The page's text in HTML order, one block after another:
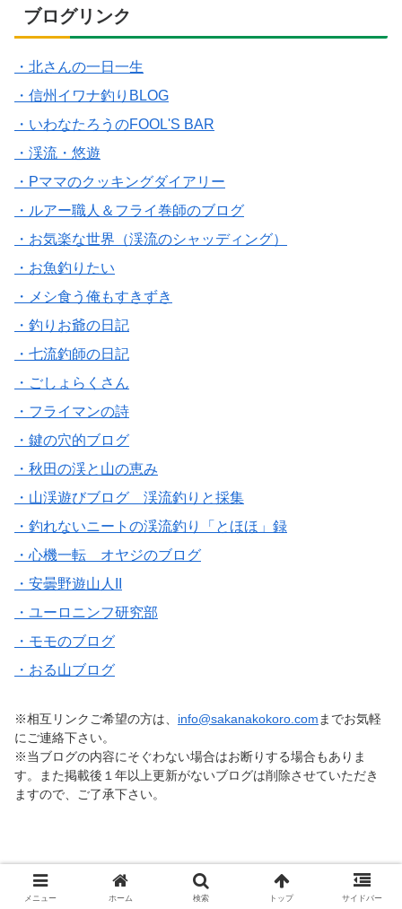
ブログリンク
・北さんの一日一生
・信州イワナ釣りBLOG
・いわなたろうのFOOL'S BAR
・渓流・悠遊
・Pママのクッキングダイアリー
・ルアー職人＆フライ巻師のブログ
・お気楽な世界（渓流のシャッディング）
・お魚釣りたい
・メシ食う俺もすきずき
・釣りお爺の日記
・七流釣師の日記
・ごしょらくさん
・フライマンの詩
・鍵の穴的ブログ
・秋田の渓と山の恵み
・山渓遊びブログ 渓流釣りと採集
・釣れないニートの渓流釣り「とほほ」録
・心機一転 オヤジのブログ
・安曇野遊山人II
・ユーロニンフ研究部
・モモのブログ
・おる山ブログ
※相互リンクご希望の方は、 info@sakanakokoro.comまでお気軽
にご連絡下さい。
※当ブログの内容にそぐわない場合はお断りする場合もありま
す。また掲載後１年以上更新がないブログは削除させていただき
ますので、ご了承下さい。
メニュー ホーム 検索 トップ サイドバー